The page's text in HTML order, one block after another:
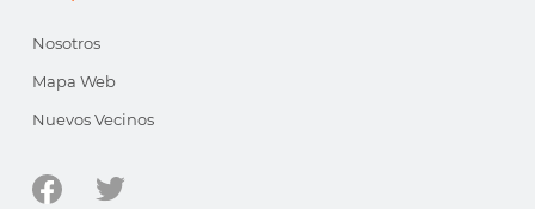
Nosotros
Mapa Web
Nuevos Vecinos